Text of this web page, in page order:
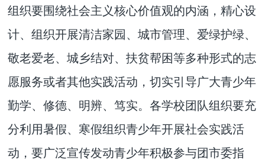
组织要围绕社会主义核心价值观的内涵，精心设
计、组织开展清洁家园、城市管理、爱绿护绿、
敬老爱老、城乡结对、扶贫帮困等多种形式的志
愿服务或者其他实践活动，切实引导广大青少年
勤学、修德、明辨、笃实。各学校团队组织要充
分利用暑假、寒假组织青少年开展社会实践活
动，要广泛宣传发动青少年积极参与团市委指